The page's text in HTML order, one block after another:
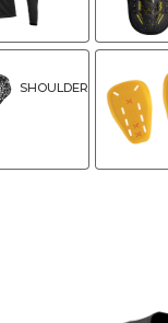
SHOULDER